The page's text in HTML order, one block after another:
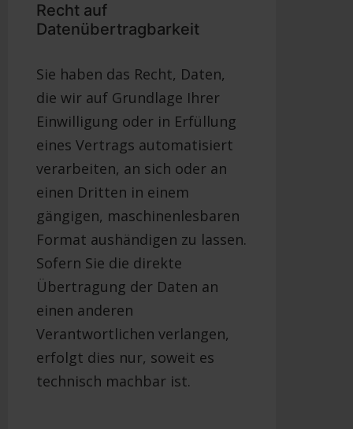
Recht auf
Datenübertragbarkeit
Sie haben das Recht, Daten,
die wir auf Grundlage Ihrer
Einwilligung oder in Erfüllung
eines Vertrags automatisiert
verarbeiten, an sich oder an
einen Dritten in einem
gängigen, maschinenlesbaren
Format aushändigen zu lassen.
Sofern Sie die direkte
Übertragung der Daten an
einen anderen
Verantwortlichen verlangen,
erfolgt dies nur, soweit es
technisch machbar ist.